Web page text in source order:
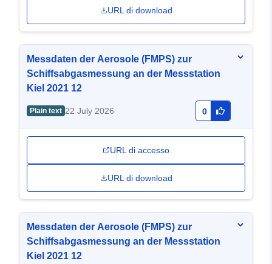
URL di download
Messdaten der Aerosole (FMPS) zur
Schiffsabgasmessung an der Messstation
Kiel 2021 12
Plain text 22 July 2026 0
URL di accesso
URL di download
Messdaten der Aerosole (FMPS) zur
Schiffsabgasmessung an der Messstation
Kiel 2021 12